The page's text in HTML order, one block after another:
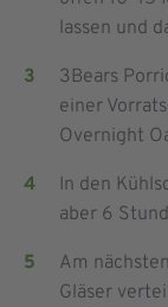
lassen und
3Bears
einer
Overnight
In den
aber 6
Am
Gläser